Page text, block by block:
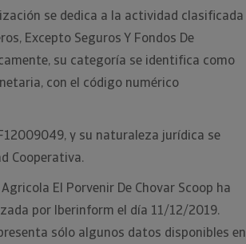
se dedica a la actividad clasificada
Excepto Seguros Y Fondos De
su categoría se identifica como
con el código numérico
y su naturaleza jurídica se
Cooperativa.
El Porvenir De Chovar Scoop ha
por Iberinform el día 11/12/2019.
sólo algunos datos disponibles en